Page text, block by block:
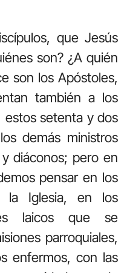
que Jesús
son? ¿A quién
son los Apóstoles,
también a los
estos setenta y dos
demás ministros
diáconos; pero en
pensar en los
la Iglesia, en los
laicos que se
parroquiales,
enfermos, con las